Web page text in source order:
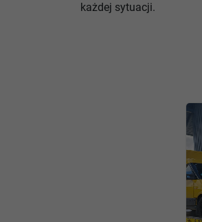
każdej sytuacji.